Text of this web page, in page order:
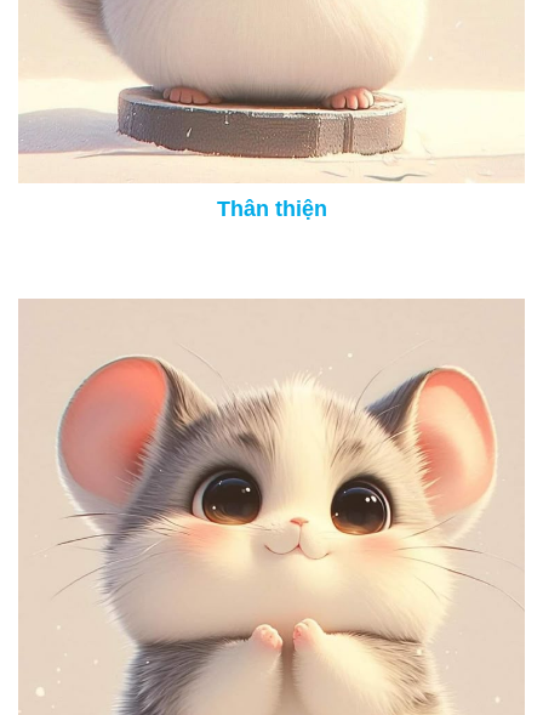
Thân thiện